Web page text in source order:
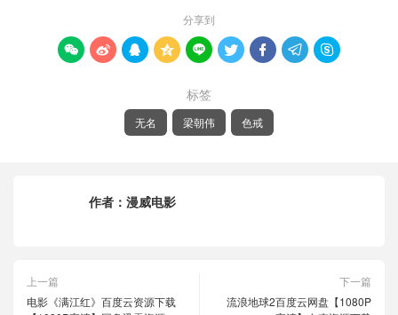
分享到
        
标签
无名 梁朝伟 色戒
作者： 漫威电影
上一篇
电影《满江红》百度云资源下载
下一篇
流浪地球2百度云网盘【1080P